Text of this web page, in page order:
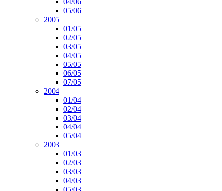
04/06
05/06
2005
01/05
02/05
03/05
04/05
05/05
06/05
07/05
2004
01/04
02/04
03/04
04/04
05/04
2003
01/03
02/03
03/03
04/03
05/03